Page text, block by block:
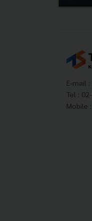
E-mail :
Tel :
Mobile